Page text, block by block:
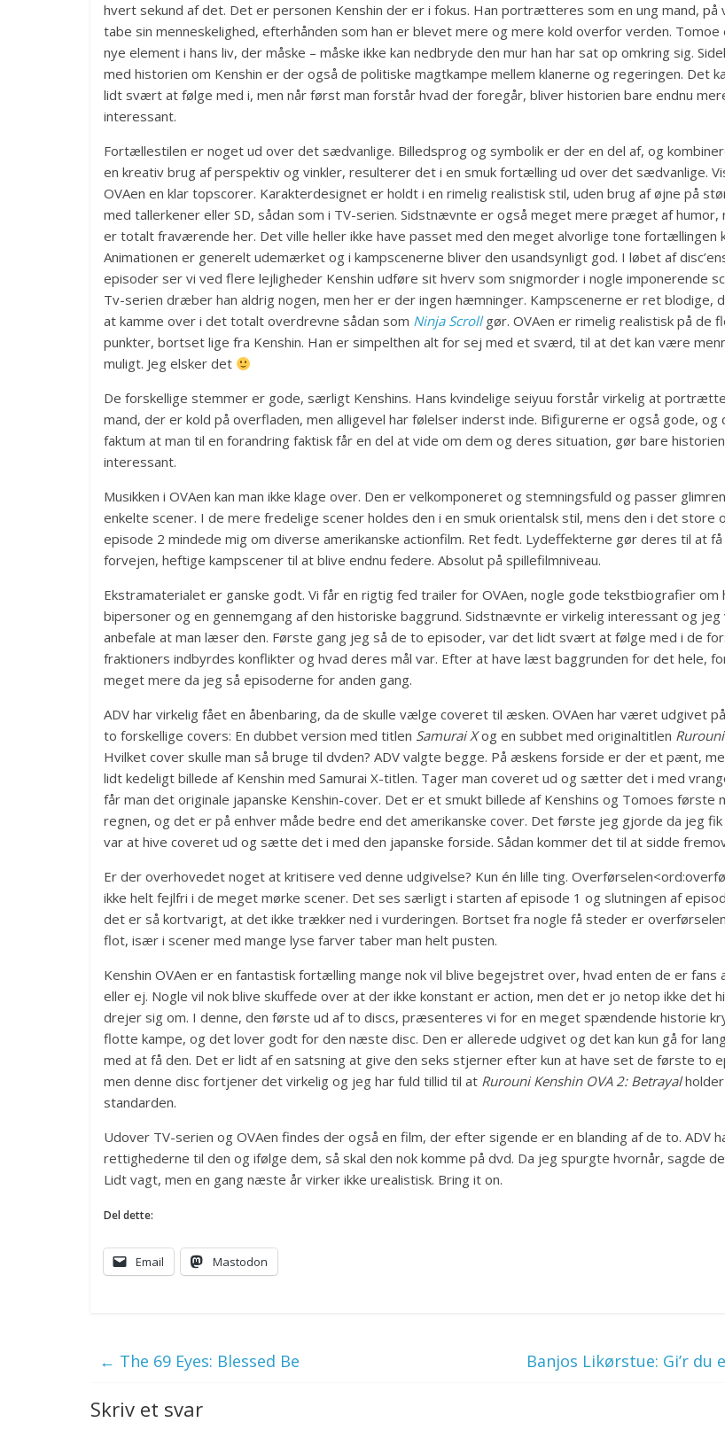
hvert sekund af det. Det er personen Kenshin der er i fokus. Han portrætteres som en ung mand, på
tabe sin menneskelighed, efterhånden som han er blevet mere og mere kold overfor verden.
nye element i hans liv, der måske – måske ikke kan nedbryde den mur han har sat op omkring sig.
med historien om Kenshin er der også de politiske magtkampe mellem klanerne og regeringen. Det
lidt svært at følge med i, men når først man forstår hvad der foregår, bliver historien bare endnu
interessant.
Fortællestilen er noget ud over det sædvanlige. Billedsprog og symbolik er der en del af, og
en kreativ brug af perspektiv og vinkler, resulterer det i en smuk fortælling ud over det sædvanlige.
OVAen en klar topscorer. Karakterdesignet er holdt i en rimelig realistisk stil, uden brug af øjne på
med tallerkener eller SD, sådan som i TV-serien. Sidstnævnte er også meget mere præget af humor,
er totalt fraværende her. Det ville heller ikke have passet med den meget alvorlige tone fortællingen
Animationen er generelt udemærket og i kampscenerne bliver den usandsynligt god. I løbet af
episoder ser vi ved flere lejligheder Kenshin udføre sit hverv som snigmorder i nogle imponerende
Tv-serien dræber han aldrig nogen, men her er der ingen hæmninger. Kampscenerne er ret blodige,
at kamme over i det totalt overdrevne sådan som Ninja Scrollgør. OVAen er rimelig realistisk på de
punkter, bortset lige fra Kenshin. Han er simpelthen alt for sej med et sværd, til at det kan være
muligt. Jeg elsker det
De forskellige stemmer er gode, særligt Kenshins. Hans kvindelige seiyuu forstår virkelig at
mand, der er kold på overfladen, men alligevel har følelser inderst inde. Bifigurerne er også gode, og
faktum at man til en forandring faktisk får en del at vide om dem og deres situation, gør bare
interessant.
Musikken i OVAen kan man ikke klage over. Den er velkomponeret og stemningsfuld og passer
enkelte scener. I de mere fredelige scener holdes den i en smuk orientalsk stil, mens den i det store
episode 2 mindede mig om diverse amerikanske actionfilm. Ret fedt. Lydeffekterne gør deres til at få
forvejen, heftige kampscener til at blive endnu federe. Absolut på spillefilmniveau.
Ekstramaterialet er ganske godt. Vi får en rigtig fed trailer for OVAen, nogle gode tekstbiografier om
bipersoner og en gennemgang af den historiske baggrund. Sidstnævnte er virkelig interessant og jeg
anbefale at man læser den. Første gang jeg så de to episoder, var det lidt svært at følge med i de
fraktioners indbyrdes konflikter og hvad deres mål var. Efter at have læst baggrunden for det hele,
meget mere da jeg så episoderne for anden gang.
ADV har virkelig fået en åbenbaring, da de skulle vælge coveret til æsken. OVAen har været udgivet
to forskellige covers: En dubbet version med titlen Samurai Xog en subbet med originaltitlen
Hvilket cover skulle man så bruge til dvden? ADV valgte begge. På æskens forside er der et pænt,
lidt kedeligt billede af Kenshin med Samurai X-titlen. Tager man coveret ud og sætter det i med
får man det originale japanske Kenshin-cover. Det er et smukt billede af Kenshins og Tomoes første
regnen, og det er på enhver måde bedre end det amerikanske cover. Det første jeg gjorde da jeg fik
var at hive coveret ud og sætte det i med den japanske forside. Sådan kommer det til at sidde
Er der overhovedet noget at kritisere ved denne udgivelse? Kun én lille ting.
ikke helt fejlfri i de meget mørke scener. Det ses særligt i starten af episode 1 og slutningen af
det er så kortvarigt, at det ikke trækker ned i vurderingen. Bortset fra nogle få steder er
flot, især i scener med mange lyse farver taber man helt pusten.
Kenshin OVAen er en fantastisk fortælling mange nok vil blive begejstret over, hvad enten de er fans
eller ej. Nogle vil nok blive skuffede over at der ikke konstant er action, men det er jo netop ikke det
drejer sig om. I denne, den første ud af to discs, præsenteres vi for en meget spændende historie
flotte kampe, og det lover godt for den næste disc. Den er allerede udgivet og det kan kun gå for
med at få den. Det er lidt af en satsning at give den seks stjerner efter kun at have set de første to
men denne disc fortjener det virkelig og jeg har fuld tillid til at Rurouni Kenshin OVA 2: Betrayalholder
standarden.
Udover TV-serien og OVAen findes der også en film, der efter sigende er en blanding af de to. ADV
rettighederne til den og ifølge dem, så skal den nok komme på dvd. Da jeg spurgte hvornår, sagde de
Lidt vagt, men en gang næste år virker ikke urealistisk. Bring it on.
Del dette:
Email Mastodon
← The 69 Eyes: Blessed Be Banjos Likørstue: Gi’r du
Skriv et svar